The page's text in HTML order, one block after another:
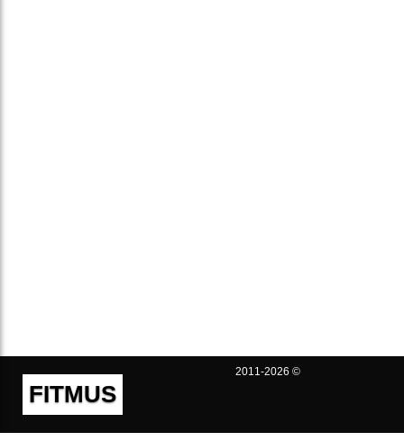
FITMUS
2011-2026 ©